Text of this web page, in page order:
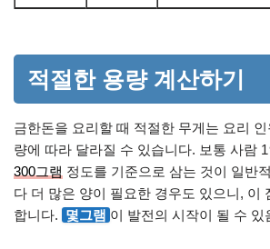
적절한 용량 계산하기
금한돈을 요리할 때 적절한 무게는 요리
량에 따라 달라질 수 있습니다. 보통 사람
300그램 정도를 기준으로 삼는 것이 일반
다 더 많은 양이 필요한 경우도 있으니, 이
합니다. 몇그램 이 발전의 시작이 될 수 있